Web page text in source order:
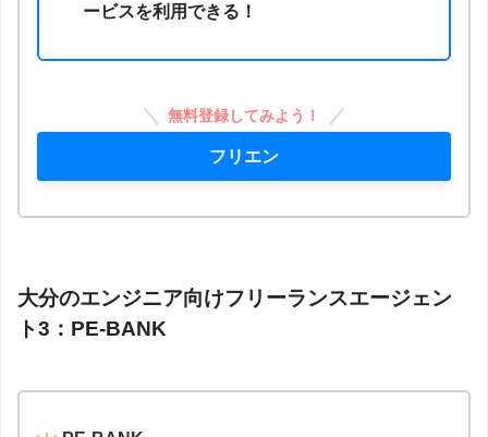
ービスを利用できる！
無料登録してみよう！
フリエン
大分のエンジニア向けフリーランスエージェン
ト3：PE-BANK